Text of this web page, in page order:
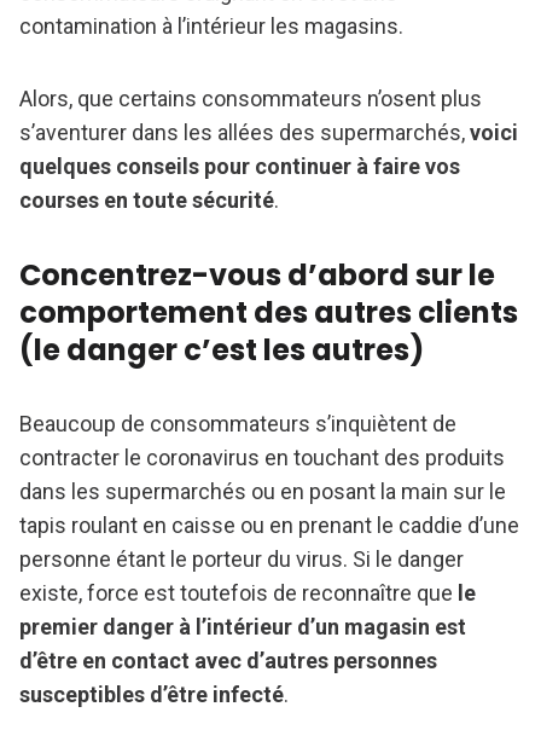
contamination à l’intérieur les magasins.
Alors, que certains consommateurs n’osent plus
s’aventurer dans les allées des supermarchés,voici
quelques conseils pour continuer à faire vos
courses en toute sécurité.
Concentrez-vous d’abord sur le
comportement des autres clients
(le danger c’est les autres)
Beaucoup de consommateurs s’inquiètent de
contracter le coronavirus en touchant des produits
dans les supermarchés ou en posant la main sur le
tapis roulant en caisse ou en prenant le caddie d’une
personne étant le porteur du virus. Si le danger
existe, force est toutefois de reconnaître que le
premier danger à l’intérieur d’un magasin est
d’être en contact avec d’autres personnes
susceptibles d’être infecté.